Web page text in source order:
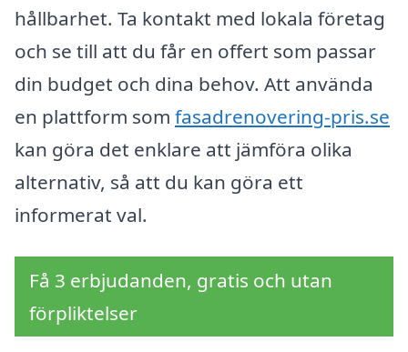
hållbarhet. Ta kontakt med lokala företag
och se till att du får en offert som passar
din budget och dina behov. Att använda
en plattform som fasadrenovering-pris.se
kan göra det enklare att jämföra olika
alternativ, så att du kan göra ett
informerat val.
Få 3 erbjudanden, gratis och utan
förpliktelser